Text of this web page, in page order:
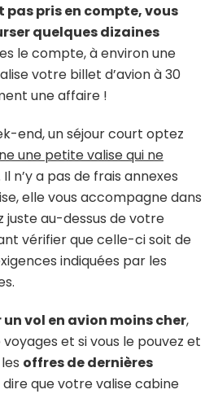
pas pris en compte, vous
quelques dizaines
le compte, à environ une
votre billet d’avion à 30
une affaire !
end, un séjour court optez
une petite valise qui ne
Il n’y a pas de frais annexes
elle vous accompagne dans
juste au-dessus de votre
vérifier que celle-ci soit de
indiquées par les
vol en avion moins cher,
et si vous le pouvez et
offres de dernières
dire que votre valise cabine